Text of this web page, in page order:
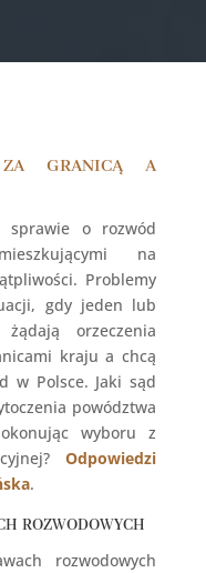
za granicą a
sprawie o rozwód
na
Problemy
gdy jeden lub
orzeczenia
kraju a chcą
w Polsce. Jaki sąd
powództwa
wyboru z
Odpowiedzi
.
rozwodowych
rozwodowych